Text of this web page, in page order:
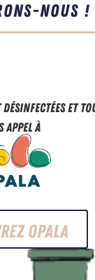
nous !
et
appel à
OPALA